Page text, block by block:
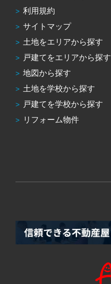
利用規約
サイトマップ
土地をエリアから探す
戸建てをエリアから探す
地図から探す
土地を学校から探す
戸建てを学校から探す
リフォーム物件